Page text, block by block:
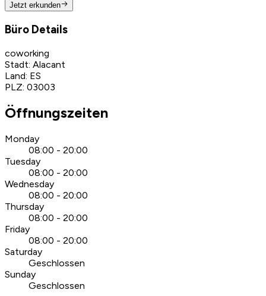
Jetzt erkunden
Büro Details
coworking
Stadt: Alacant
Land: ES
PLZ: 03003
Öffnungszeiten
Monday
08:00 - 20:00
Tuesday
08:00 - 20:00
Wednesday
08:00 - 20:00
Thursday
08:00 - 20:00
Friday
08:00 - 20:00
Saturday
Geschlossen
Sunday
Geschlossen